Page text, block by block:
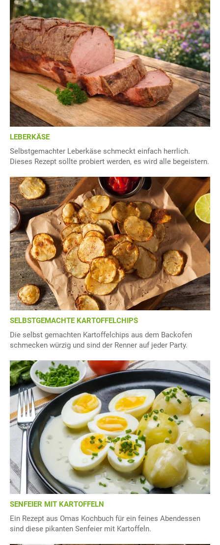
LEBERKÄSE
Selbstgemachter Leberkäse schmeckt einfach herrlich.
Dieses Rezept sollte probiert werden, es wird alle begeistern.
SELBSTGEMACHTE KARTOFFELCHIPS
Die selbst gemachten Kartoffelchips aus dem Backofen
schmecken würzig und sind der Renner auf jeder Party.
SENFEIER MIT KARTOFFELN
Ein Rezept aus Omas Kochbuch für ein feines Abendessen
sind diese pikanten Senfeier mit Kartoffeln.